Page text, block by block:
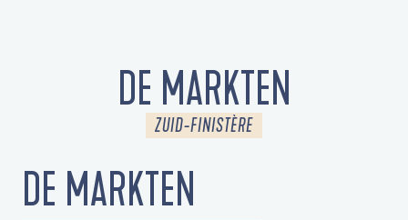
DE MARKTEN
ZUID-FINISTÈRE
DE MARKTEN